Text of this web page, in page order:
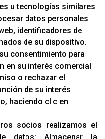
u tecnologías similares
datos personales
identificadores de
de su dispositivo.
consentimiento para
en su interés comercial
o rechazar el
de su interés
haciendo clic en
socios realizamos el
datos: Almacenar la